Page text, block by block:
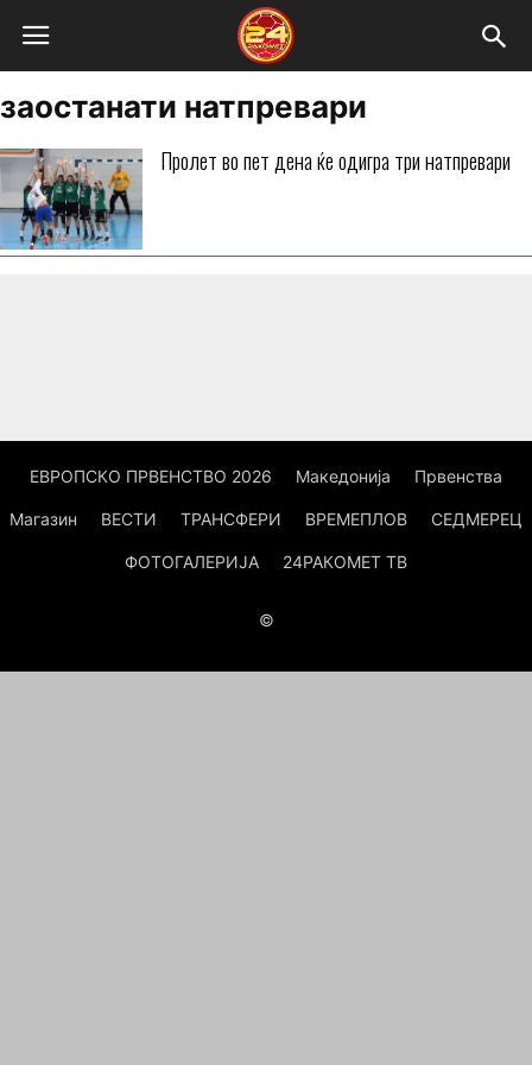
заостанати натпревари
Пролет во пет дена ќе одигра три натпревари
ЕВРОПСКО ПРВЕНСТВО 2026 Македонија Првенства
Магазин ВЕСТИ ТРАНСФЕРИ ВРЕМЕПЛОВ СЕДМЕРЕЦ
ФОТОГАЛЕРИЈА 24РАКОМЕТ ТВ
©